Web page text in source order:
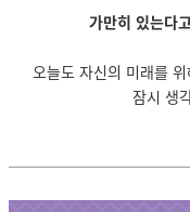
가만히 있는다
오늘도 자신의 미래를 위
잠시 생